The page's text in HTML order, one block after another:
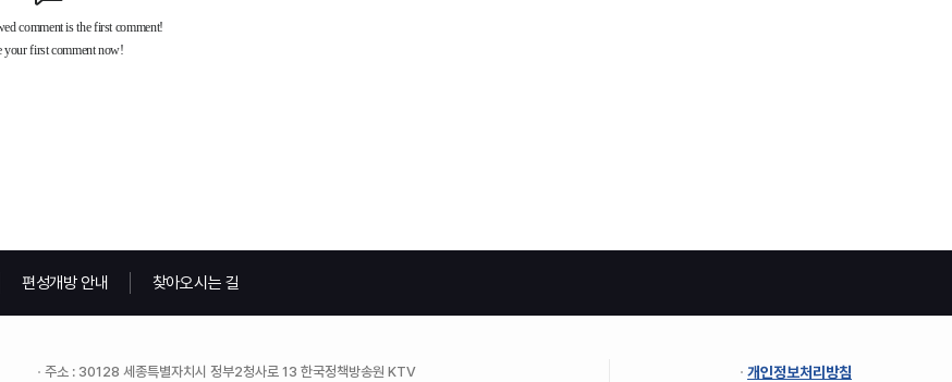
편성개방 안내 찾아오시는 길
주소 : 30128 세종특별자치시 정부2청사로 13 한국정책방송원 KTV
개인정보처리방침